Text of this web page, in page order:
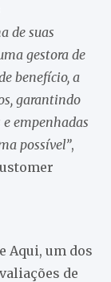
de suas
gestora de
benefício, a
garantindo
empenhadas
possível”,
Aqui, um dos
de